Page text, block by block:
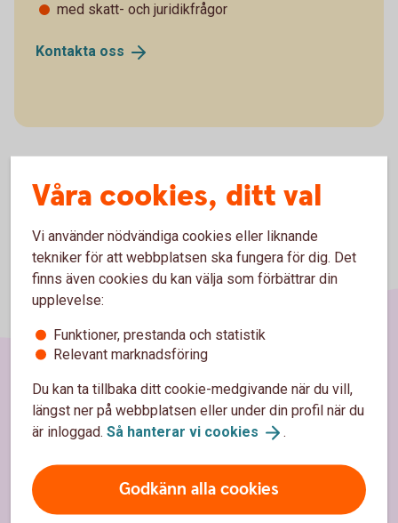
med skatt- och juridikfrågor
Kontakta oss
Våra cookies, ditt val
Vi använder nödvändiga cookies eller liknande
tekniker för att webbplatsen ska fungera för dig. Det
finns även cookies du kan välja som förbättrar din
upplevelse:
Funktioner, prestanda och statistik
Relevant marknadsföring
Du kan ta tillbaka ditt cookie-medgivande när du vill,
längst ner på webbplatsen eller under din profil när du
är inloggad. Så hanterar vi cookies .
Godkänn alla cookies
Sidfot
Hitta snabbt
Kontakta oss
Spärrhjälp
Hitta bankkontor